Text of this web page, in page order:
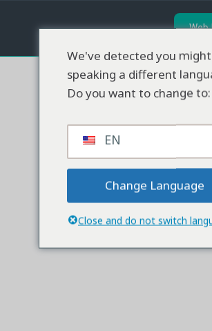
We've detected you
speaking a different
Do you want to change to:
EN
Change Language
Close and do not switch